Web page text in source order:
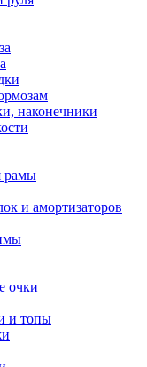
наконечники
рамы
и амортизаторов
очки
и топы